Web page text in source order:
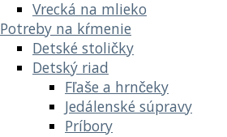
Vrecká na mlieko
Potreby na kŕmenie
Detské stoličky
Detský riad
Fľaše a hrnčeky
Jedálenské súpravy
Príbory